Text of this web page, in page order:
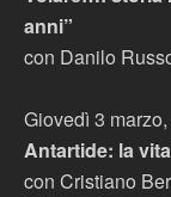
anni”
con Danilo
Giovedì 3
Antartide: la
con Cristiano